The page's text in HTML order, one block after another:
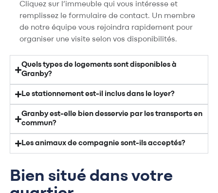
Cliquez sur l’immeuble qui vous intéresse et
remplissez le formulaire de contact. Un membre
de notre équipe vous rejoindra rapidement pour
organiser une visite selon vos disponibilités.
Quels types de logements sont disponibles à
Granby?
Le stationnement est-il inclus dans le loyer?
Granby est-elle bien desservie par les transports en
commun?
Les animaux de compagnie sont-ils acceptés?
Bien situé dans votre